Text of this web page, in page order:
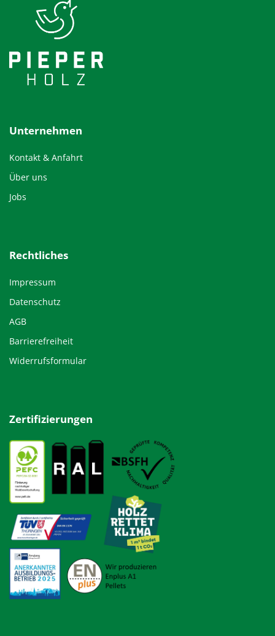
Unternehmen
Kontakt & Anfahrt
Über uns
Jobs
Rechtliches
Impressum
Datenschutz
AGB
Barrierefreiheit
Widerrufsformular
Zertifizierungen